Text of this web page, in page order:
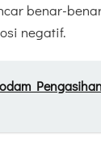
benar-
negatif.